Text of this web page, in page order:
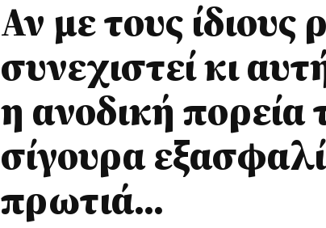
Αν με τους ίδιους
συνεχιστεί κι
η ανοδική πορεία
σίγουρα
πρωτιά...